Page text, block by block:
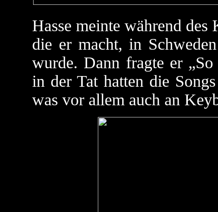
Hasse meinte während
die er macht, in
wurde. Dann fragte er
in der Tat hatten die
was vor allem auch an